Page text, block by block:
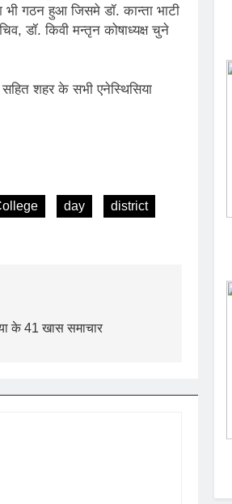
भी गठन हुआ जिसमे डॉ. कान्ता भाटी
डॉ. किवी मन्तृन कोषाध्यक्ष चुने
शहर के सभी एनेस्थिसिया
day district
के 41 खास समाचार